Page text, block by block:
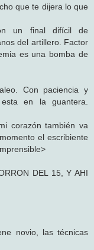
que te dijera lo que
un final difícil de
del artillero. Factor
es una bomba de
Con paciencia y
en la guantera.
corazón también va
el escribiente
DEL 15, Y AHI
novio, las técnicas